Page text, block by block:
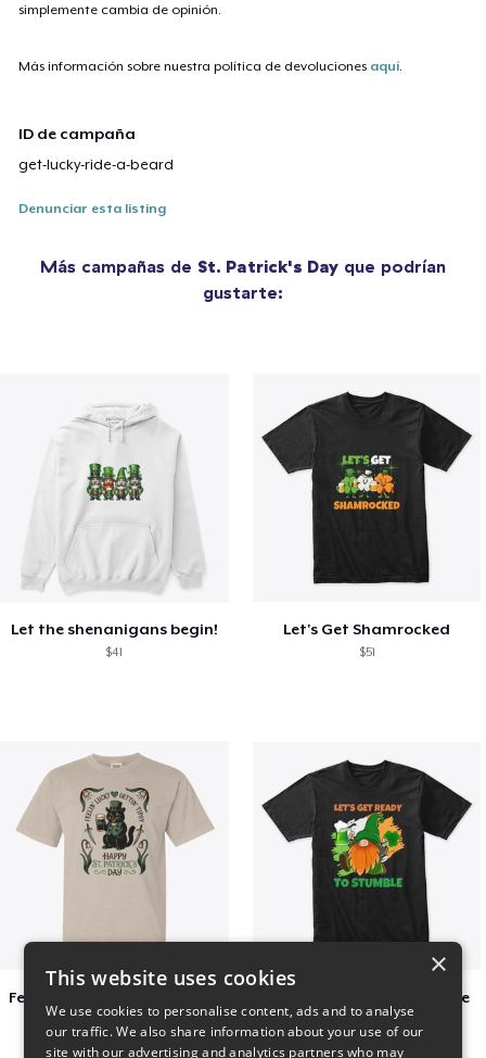
simplemente cambia de opinión.
Más información sobre nuestra política de devoluciones aquí.
ID de campaña
get-lucky-ride-a-beard
Denunciar esta listing
Más campañas de St. Patrick's Day que podrían
gustarte:
Let the shenanigans begin!
$41
Let's Get Shamrocked
$51
$23
Let's Get Ready To Stumble
$29
×
This website uses cookies
We use cookies to personalise content, ads and to analyse
our traffic. We also share information about your use of our
site with our advertising and analytics partners who may